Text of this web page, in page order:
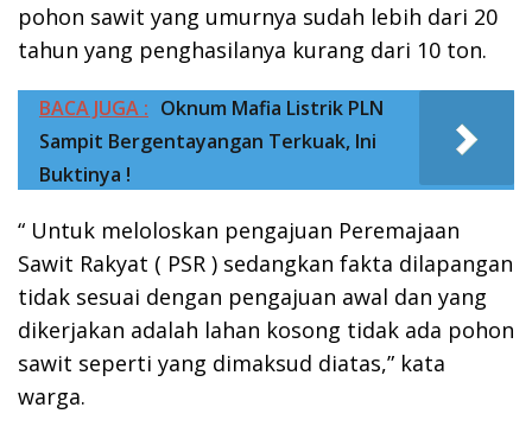
pohon sawit yang umurnya sudah lebih dari 20
tahun yang penghasilanya kurang dari 10 ton.
BACA JUGA : Oknum Mafia Listrik PLN
Sampit Bergentayangan Terkuak, Ini
Buktinya !
“ Untuk meloloskan pengajuan Peremajaan
Sawit Rakyat ( PSR ) sedangkan fakta dilapangan
tidak sesuai dengan pengajuan awal dan yang
dikerjakan adalah lahan kosong tidak ada pohon
sawit seperti yang dimaksud diatas,” kata
warga.